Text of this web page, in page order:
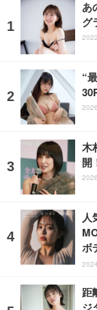
あ
グ
“
木
開
人
ボ
距